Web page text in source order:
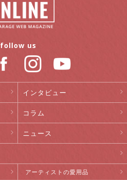
インタビュー
コラム
ニュース
アーティストの愛用品
follow us